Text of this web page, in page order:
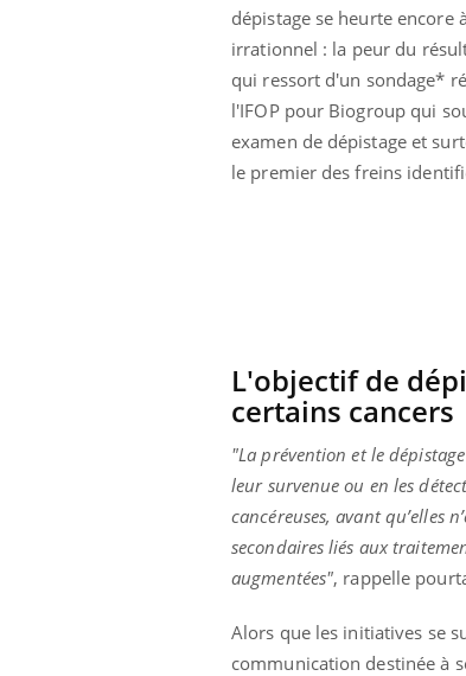
dépistage se heurte encore
irrationnel : la peur du
qui ressort d'un sondage*
l'IFOP pour Biogroup qui
examen de dépistage et
le premier des freins
L'objectif de
certains cancers
"La prévention et le
leur survenue ou en les
cancéreuses, avant qu’elles
secondaires liés aux
augmentées", rappelle
Alors que les initiatives se
communication destinée à
Insuline & Charge mentale : et si
osait en parler?? Youtube
En 2026, l'insuline dans le diabète de
reste entourée d'idées reçues chez les
patients comme parfois chez les